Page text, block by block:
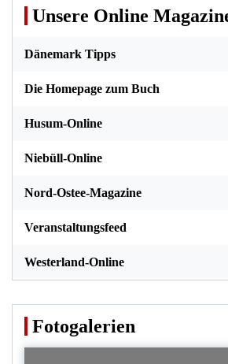
Unsere Online
Dänemark Tipps
Die Homepage zum Buch
Husum-Online
Niebüll-Online
Nord-Ostee-Magazine
Veranstaltungsfeed
Westerland-Online
Fotogalerien